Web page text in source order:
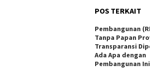
POS TERKAIT
Pembangunan
Tanpa Papan
Transparansi
Ada Apa dengan
Pembangunan